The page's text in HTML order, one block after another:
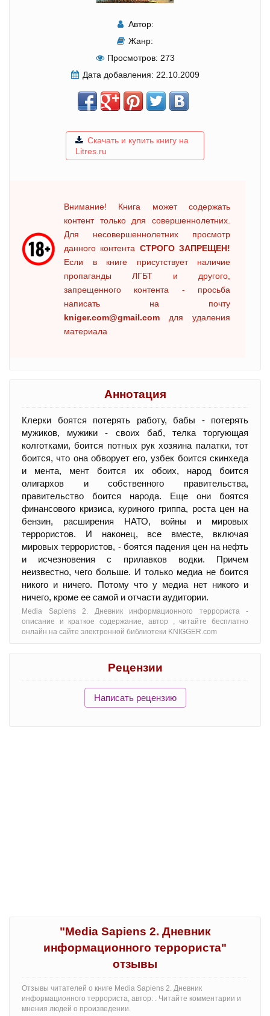
Автор:
Жанр:
Просмотров: 273
Дата добавления: 22.10.2009
Скачать и купить книгу на
Litres.ru
Внимание! Книга может содержать
контент только для совершеннолетних.
Для несовершеннолетних просмотр
данного контента СТРОГО ЗАПРЕЩЕН!
Если в книге присутствует наличие
пропаганды ЛГБТ и другого,
запрещенного контента - просьба
написать на почту
kniger.com@gmail.com для удаления
материала
Аннотация
Клерки боятся потерять работу, бабы - потерять
мужиков, мужики - своих баб, телка торгующая
колготками, боится потных рук хозяина палатки, тот
боится, что она обворует его, узбек боится скинхеда
и мента, мент боится их обоих, народ боится
олигархов и собственного правительства,
правительство боится народа. Еще они боятся
финансового кризиса, куриного гриппа, роста цен на
бензин, расширения НАТО, войны и мировых
террористов. И наконец, все вместе, включая
мировых террористов, - боятся падения цен на нефть
и исчезновения с прилавков водки. Причем
неизвестно, чего больше. И только медиа не боится
никого и ничего. Потому что у медиа нет никого и
ничего, кроме ее самой и отчасти аудитории.
Media Sapiens 2. Дневник информационного террориста -
oписание и краткое содержание, автор , читайте бесплатно
онлайн на сайте электронной библиотеки KNIGGER.com
Рецензии
Написать рецензию
"Media Sapiens 2. Дневник
информационного террориста"
отзывы
Отзывы читателей о книге Media Sapiens 2. Дневник
информационного террориста, автор: . Читайте комментарии и
мнения людей о произведении.